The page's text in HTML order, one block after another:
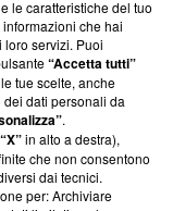
News non è
di farne
una verifica di
le caratteristiche del tuo
che hai
servizi. Puoi
“Accetta tutti”
tue scelte, anche
dati personali da
.
“X”in alto a destra),
che non consentono
dai tecnici.
per: Archiviare